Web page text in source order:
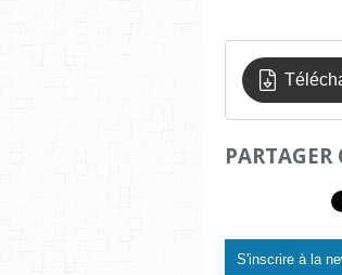
PARTAGER
S'inscrire à la